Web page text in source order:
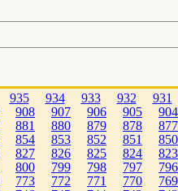
935 934 933 932
931
908 907 906 905
904
881 880 879 878
877
854 853 852 851
850
827 826 825 824
823
800 799 798 797
796
773 772 771 770
769